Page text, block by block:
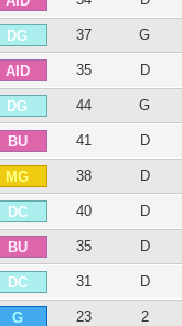
DG 37 G
AID 35
D
DG 44 G
BU 41
D
MG 38
D
DC 40
D
BU 35
D
DC 31
D
G 23
2